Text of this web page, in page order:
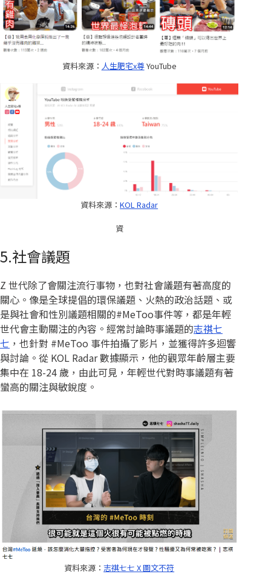
資料來源： 人生肥宅x尊YouTube
資料來源：KOL Radar
資
5.社會議題
Z 世代除了會關注流行事物，也對社會議題有著高度的
關心。像是全球提倡的環保議題、火熱的政治話題、或
是與社會和性別議題相關的#MeToo事件等，都是年輕
世代會主動關注的內容。經常討論時事議題的志祺七
七 ，也針對 #MeToo 事件拍攝了影片，並獲得許多迴響
與討論。從 KOL Radar 數據顯示，他的觀眾年齡層主要
集中在 18-24 歲，由此可見，年輕世代對時事議題有著
蠻高的關注與敏銳度。
資料來源：志祺七七 X 圖文不符